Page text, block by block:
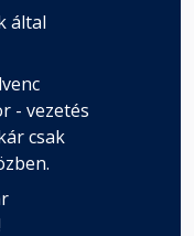
által
- vezetés
csak